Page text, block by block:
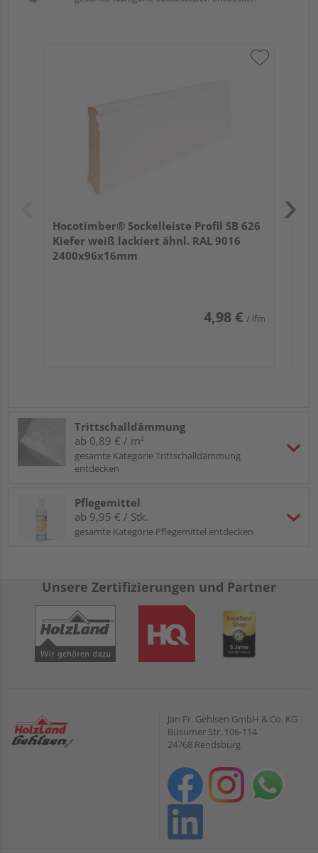
Hocotimber® Sockelleiste Profil SB 626
Kiefer weiß lackiert ähnl. RAL 9016
2400x96x16mm
4,98 € / lfm
Trittschalldämmung
ab 0,89 € / m²
gesamte Kategorie Trittschalldämmung
entdecken
Pflegemittel
ab 9,95 € / Stk.
gesamte Kategorie Pflegemittel entdecken
Unsere Zertifizierungen und Partner
Jan Fr. Gehlsen GmbH & Co. KG
Büsumer Str. 106-114
24768 Rendsburg